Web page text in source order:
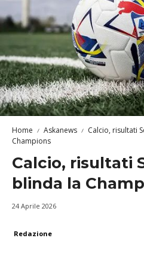
Home Askanews
Calcio, risultati
Champions
Calcio, risultati
blinda la
24 Aprile 2026
Redazione